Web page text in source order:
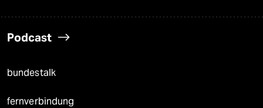
Podcast
bundestalk
fernverbindung